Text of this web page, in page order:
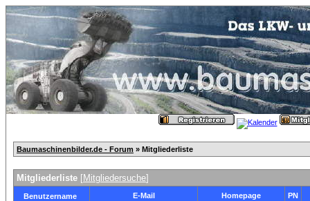
Baumaschinenbilder.de - Forum » Mitgliederliste
Mitgliederliste [Mitgliedersuche]
Benutzername E-Mail Homepage PN